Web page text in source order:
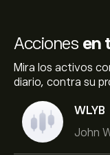
Acciones en
Mira los activos
diario, contra su
WLYB
John